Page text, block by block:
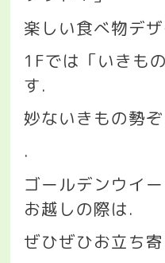
楽しい食べ物デ
1Fでは「いきも
す.
妙ないきもの勢
.
ゴールデンウイ
お越しの際は.
ぜひぜひお立ち